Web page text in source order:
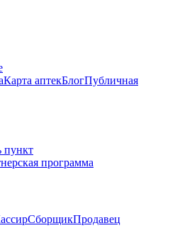
Карта аптекБлогПубличная
пункт
программа
СборщикПродавец